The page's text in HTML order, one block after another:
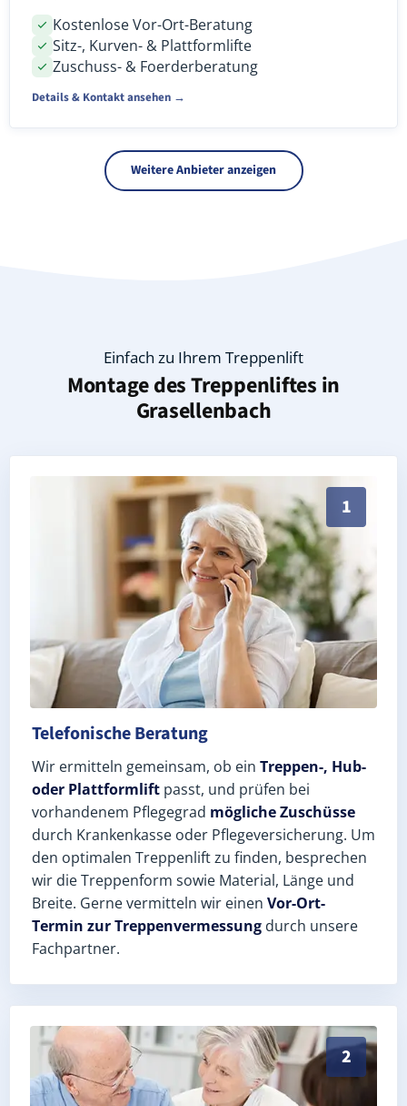
Kostenlose Vor-Ort-Beratung
Sitz-, Kurven- & Plattformlifte
Zuschuss- & Foerderberatung
Details & Kontakt ansehen →
Weitere Anbieter anzeigen
Einfach zu Ihrem Treppenlift
Montage des Treppenliftes in
Grasellenbach
1
Persönliche Treppenlift-Beratung in Grasellenbach
Telefonische Beratung
Wir ermitteln gemeinsam, ob ein Treppen-, Hub-
oder Plattformlift passt, und prüfen bei
vorhandenem Pflegegrad mögliche Zuschüsse
durch Krankenkasse oder Pflegeversicherung. Um
den optimalen Treppenlift zu finden, besprechen
wir die Treppenform sowie Material, Länge und
Breite. Gerne vermitteln wir einen Vor-Ort-
Termin zur Treppenvermessung durch unsere
Fachpartner.
2
Exaktes Aufmaß in Grasellenbach (Landkreis